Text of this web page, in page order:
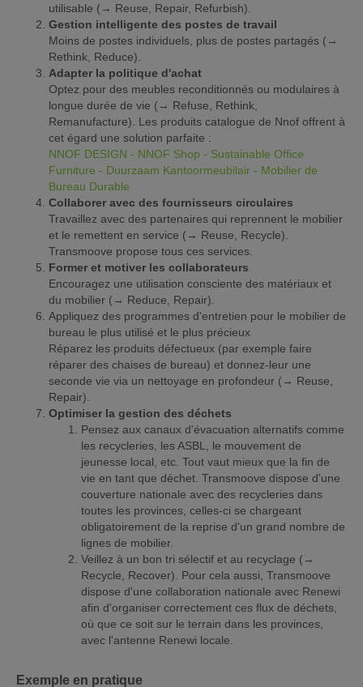
utilisable (→ Reuse, Repair, Refurbish).
Gestion intelligente des postes de travail
Moins de postes individuels, plus de postes partagés (→
Rethink, Reduce).
Adapter la politique d'achat
Optez pour des meubles reconditionnés ou modulaires à
longue durée de vie (→ Refuse, Rethink,
Remanufacture). Les produits catalogue de Nnof offrent à
cet égard une solution parfaite :
NNOF DESIGN - NNOF Shop - Sustainable Office
Furniture - Duurzaam Kantoormeubilair - Mobilier de
Bureau Durable
Collaborer avec des fournisseurs circulaires
Travaillez avec des partenaires qui reprennent le mobilier
et le remettent en service (→ Reuse, Recycle).
Transmoove propose tous ces services.
Former et motiver les collaborateurs
Encouragez une utilisation consciente des matériaux et
du mobilier (→ Reduce, Repair).
Appliquez des programmes d'entretien pour le mobilier de
bureau le plus utilisé et le plus précieux
Réparez les produits défectueux (par exemple faire
réparer des chaises de bureau) et donnez-leur une
seconde vie via un nettoyage en profondeur (→ Reuse,
Repair).
Optimiser la gestion des déchets
Pensez aux canaux d'évacuation alternatifs comme
les recycleries, les ASBL, le mouvement de
jeunesse local, etc. Tout vaut mieux que la fin de
vie en tant que déchet. Transmoove dispose d'une
couverture nationale avec des recycleries dans
toutes les provinces, celles-ci se chargeant
obligatoirement de la reprise d'un grand nombre de
lignes de mobilier.
Veillez à un bon tri sélectif et au recyclage (→
Recycle, Recover). Pour cela aussi, Transmoove
dispose d'une collaboration nationale avec Renewi
afin d'organiser correctement ces flux de déchets,
où que ce soit sur le terrain dans les provinces,
avec l'antenne Renewi locale.
Exemple en pratique